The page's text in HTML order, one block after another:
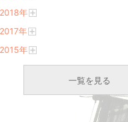
2018年
2017年
2015年
一覧を見る